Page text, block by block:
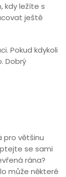
kdy ležíte s
ještě
Pokud kdykoli
Dobrý
pro většinu
se sami
rána?
může některé